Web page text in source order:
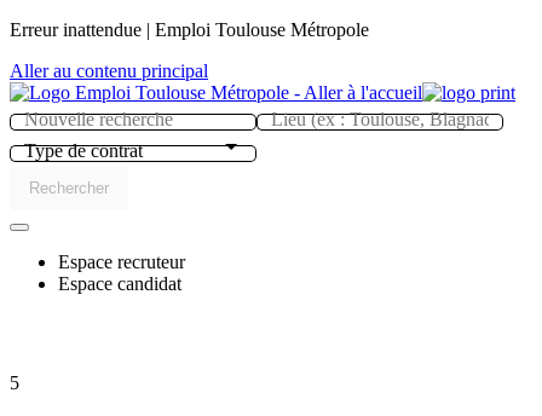
Erreur inattendue | Emploi Toulouse Métropole
Aller au contenu principal
Type de contrat
Rechercher
Espace recruteur
Espace candidat
5